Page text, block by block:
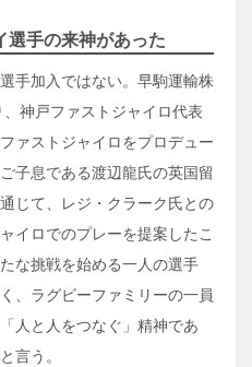
選手の来神があった
手加入ではない。早駒運輸株
神戸ファストジャイロ代表
ァストジャイロをプロデュー
子息である渡辺龍氏の英国留
じて、レジ・クラーク氏との
イロでのプレーを提案したこ
な挑戦を始める一人の選手
、ラグビーファミリーの一員
人と人をつなぐ」精神であ
言う。